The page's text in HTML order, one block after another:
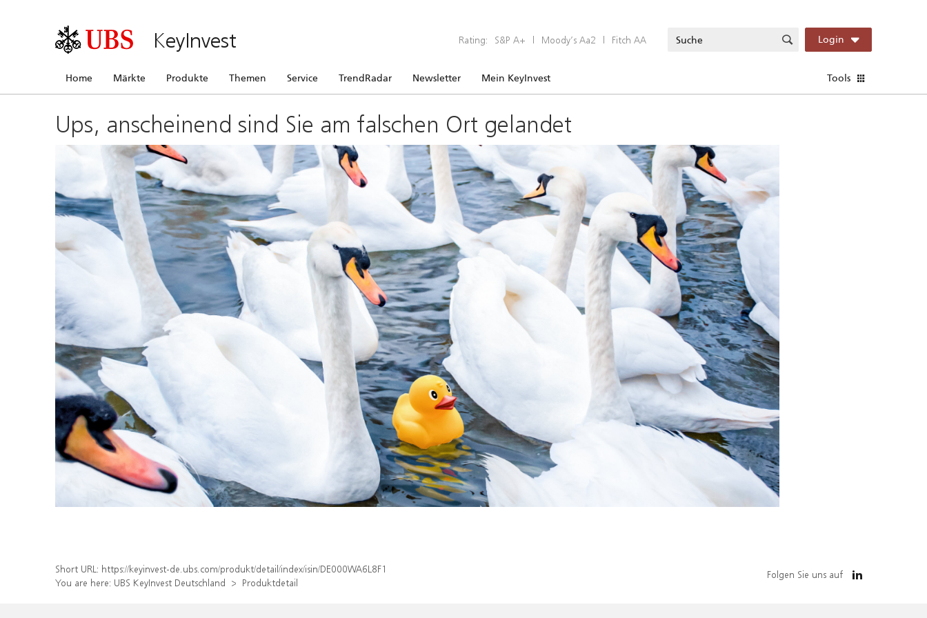
KeyInvest Rating: S&P A+ | Moody’s Aa2 | Fitch AA Login
Home Märkte Produkte Themen Service TrendRadar Newsletter Mein KeyInvest Tools
Ups, anscheinend sind Sie am falschen Ort gelandet
Short URL: https://keyinvest-de.ubs.com/produkt/detail/index/isin/DE000WA6L8F1
You are here: UBS KeyInvest Deutschland Produktdetail
Folgen Sie uns auf